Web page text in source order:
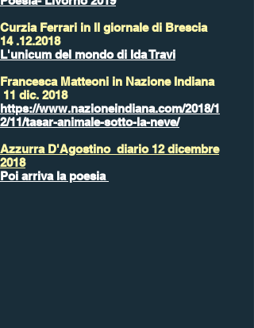
Curzia Ferrari in Il giornale di Brescia
14 .12.2018
L'unicum del mondo di Ida Travi
Francesca Matteoni in Nazione Indiana
11 dic. 2018
https://www.nazioneindiana.com/2018/1
2/11/tasar-animale-sotto-la-neve/
Azzurra D'Agostino diario 12 dicembre
2018
Poi arriva la poesia